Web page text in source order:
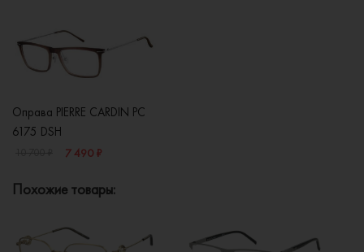
Оправа PIERRE CARDIN PC
6175 DSH
7 490 ₽
Похожие товары: